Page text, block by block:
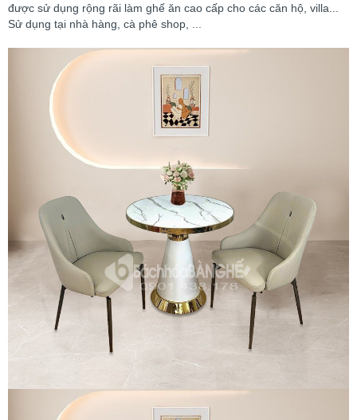
được sử dụng rộng rãi làm ghế ăn cao cấp cho các căn hộ, villa...
Sử dụng tại nhà hàng, cà phê shop, ...